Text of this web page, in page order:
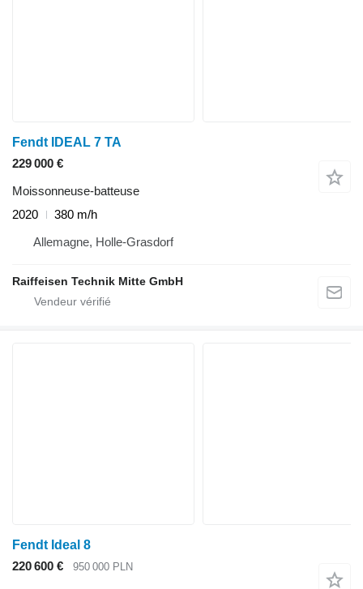
Fendt IDEAL 7 TA
229 000 €
Moissonneuse-batteuse
2020
380 m/h
Allemagne, Holle-Grasdorf
Raiffeisen Technik Mitte GmbH
Fendt Ideal 8
220 600 €
950 000 PLN